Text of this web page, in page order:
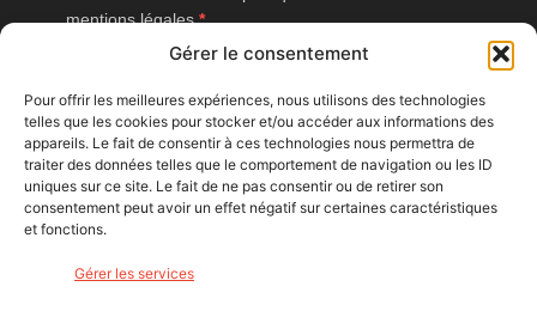
Gérer le consentement
Pour offrir les meilleures expériences, nous utilisons des technologies
telles que les cookies pour stocker et/ou accéder aux informations des
appareils. Le fait de consentir à ces technologies nous permettra de
traiter des données telles que le comportement de navigation ou les ID
uniques sur ce site. Le fait de ne pas consentir ou de retirer son
consentement peut avoir un effet négatif sur certaines caractéristiques
et fonctions.
Gérer les services
mentions légales.
Vous pouvez vous désinscrire à tout moment en cliquant sur le lien
J'accepte que Bike Café mesure l'ouverture des
newsletters afin d'améliorer les contenus proposés.
S'INSCRIRE